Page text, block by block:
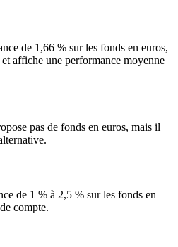
de 1,66 % sur les fonds en euros,
affiche une performance moyenne
pas de fonds en euros, mais il
de 1 % à 2,5 % sur les fonds en
compte.